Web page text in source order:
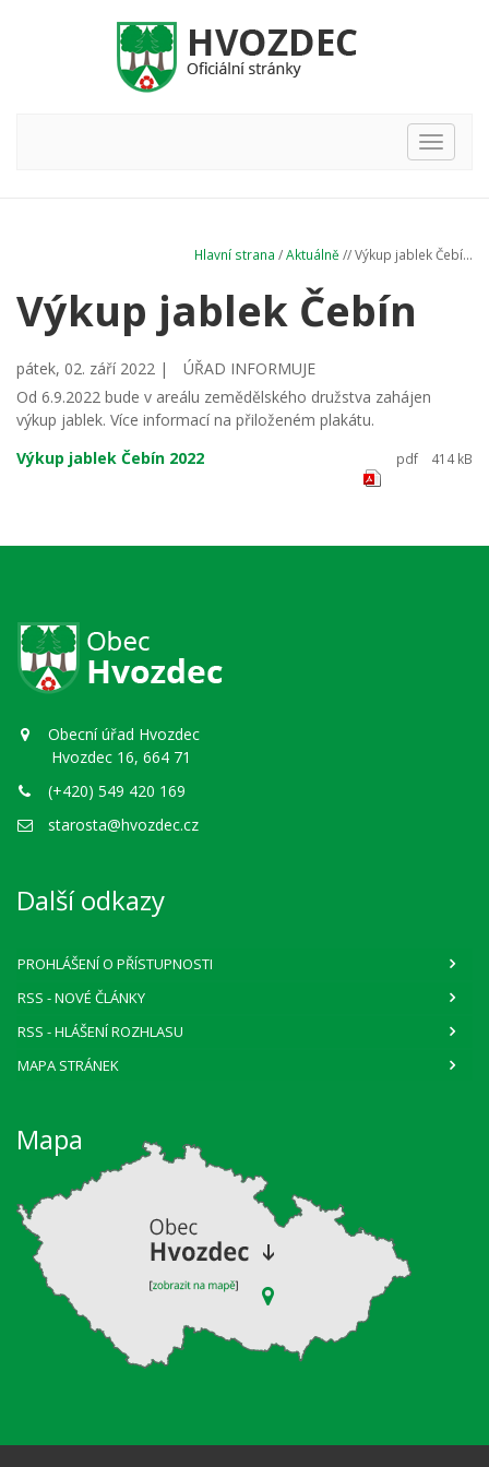
Hlavní
nabídka
Hlavní strana /Aktuálně // Výkup jablek Čebí...
Výkup jablek Čebín
pátek, 02. září 2022 |
ÚŘAD INFORMUJE
Od 6.9.2022 bude v areálu zemědělského družstva zahájen
výkup jablek. Více informací na přiloženém plakátu.
Výkup jablek Čebín 2022
pdf 414 kB
Obecní úřad Hvozdec
Hvozdec 16, 664 71
(+420) 549 420 169
starosta@hvozdec.cz
Další odkazy
PROHLÁŠENÍ O PŘÍSTUPNOSTI
RSS - NOVÉ ČLÁNKY
RSS - HLÁŠENÍ ROZHLASU
MAPA STRÁNEK
Mapa